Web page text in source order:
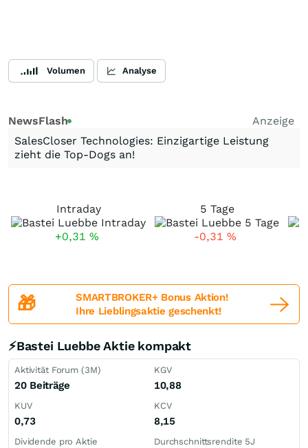
Volumen Analyse
NewsFlash
Anzeige
SalesCloser Technologies: Einzigartige Leistung
zieht die Top-Dogs an!
Intraday
+0,31 %
5 Tage
-0,31 %
🎁
SMARTBROKER+ Bonus Aktion!
Ihre Lieblingsaktie geschenkt!
⚡Bastei Luebbe Aktie kompakt
Aktivität Forum (3M)
20 Beiträge
KGV
10,88
KUV
0,73
KCV
8,15
Dividende pro Aktie Durchschnittsrendite 5J